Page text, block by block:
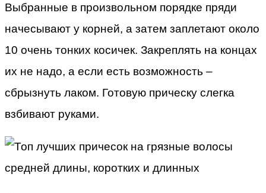
Выбранные в произвольном порядке пряди
начесывают у корней, а затем заплетают около
10 очень тонких косичек. Закреплять на концах
их не надо, а если есть возможность –
сбрызнуть лаком. Готовую прическу слегка
взбивают руками.